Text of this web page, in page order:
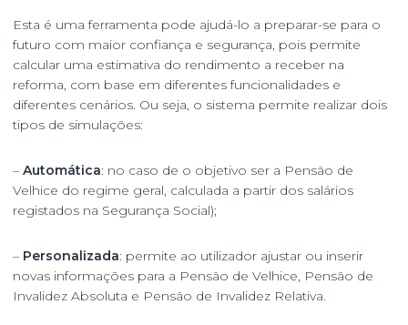
Esta é uma ferramenta pode ajudá-lo a preparar-se para o
futuro com maior confiança e segurança, pois permite
calcular uma estimativa do rendimento a receber na
reforma, com base em diferentes funcionalidades e
diferentes cenários. Ou seja, o sistema permite realizar dois
tipos de simulações:
– Automática: no caso de o objetivo ser a Pensão de
Velhice do regime geral, calculada a partir dos salários
registados na Segurança Social);
– Personalizada: permite ao utilizador ajustar ou inserir
novas informações para a Pensão de Velhice, Pensão de
Invalidez Absoluta e Pensão de Invalidez Relativa.